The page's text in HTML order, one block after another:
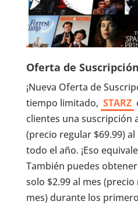
Oferta de Suscripción
¡Nueva Oferta de
tiempo limitado, STARZ
clientes una suscripción
(precio regular $69.99)
todo el año. ¡Eso
También puedes
solo $2.99 ​​al mes (precio
mes) durante los